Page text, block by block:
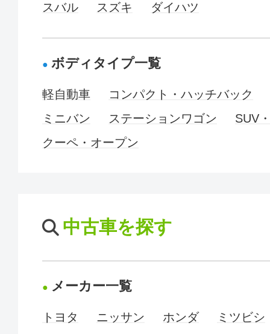
スバル
スズキ ダイハツ
ボディタイプ一覧
軽自動車
コンパクト・ハッチバック
ミニバン
ステーションワゴン
SUV
クーペ・オープン
中古車を探す
メーカー一覧
トヨタ ニッサン ホンダ
ミツビシ